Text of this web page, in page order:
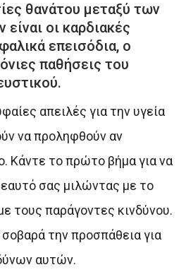
θανάτου μεταξύ των
οι καρδιακές
επεισόδια, ο
παθήσεις του
απειλές για την υγεία
να προληφθούν αν
Κάντε το πρώτο βήμα για να
σας μιλώντας με το
τους παράγοντες κινδύνου.
την προσπάθεια για
αυτών.